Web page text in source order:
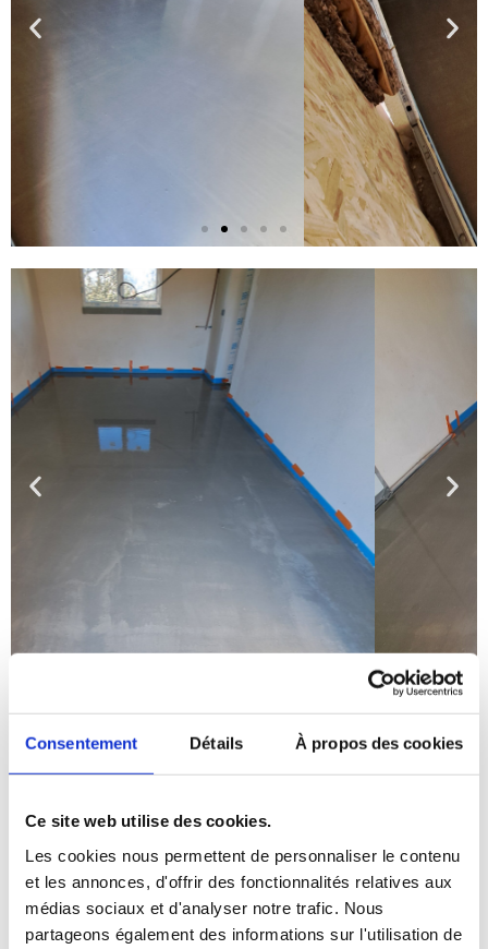
Consentement Détails À propos des cookies
Ce site web utilise des cookies.
Les cookies nous permettent de personnaliser le contenu
et les annonces, d'offrir des fonctionnalités relatives aux
médias sociaux et d'analyser notre trafic. Nous
partageons également des informations sur l'utilisation de